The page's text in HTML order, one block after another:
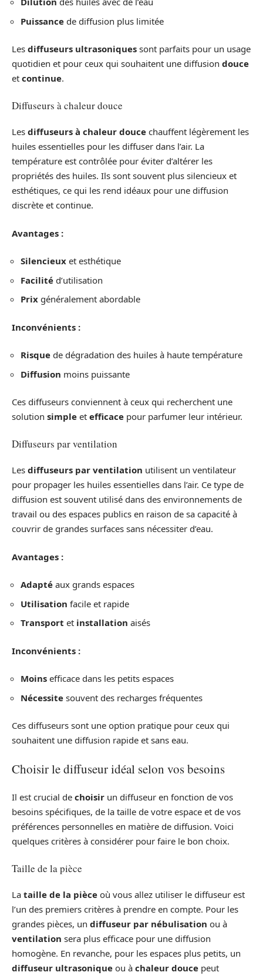
Puissance de diffusion plus limitée
Les diffuseurs ultrasoniques sont parfaits pour un usage
quotidien et pour ceux qui souhaitent une diffusion douce
et continue.
Diffuseurs à chaleur douce
Les diffuseurs à chaleur douce chauffent légèrement les
huiles essentielles pour les diffuser dans l’air. La
température est contrôlée pour éviter d’altérer les
propriétés des huiles. Ils sont souvent plus silencieux et
esthétiques, ce qui les rend idéaux pour une diffusion
discrète et continue.
Avantages :
Silencieux et esthétique
Facilité d’utilisation
Prix généralement abordable
Inconvénients :
Risque de dégradation des huiles à haute température
Diffusion moins puissante
Ces diffuseurs conviennent à ceux qui recherchent une
solution simple et efficace pour parfumer leur intérieur.
Diffuseurs par ventilation
Les diffuseurs par ventilation utilisent un ventilateur
pour propager les huiles essentielles dans l’air. Ce type de
diffusion est souvent utilisé dans des environnements de
travail ou des espaces publics en raison de sa capacité à
couvrir de grandes surfaces sans nécessiter d’eau.
Avantages :
Adapté aux grands espaces
Utilisation facile et rapide
Transport et installation aisés
Inconvénients :
Moins efficace dans les petits espaces
Nécessite souvent des recharges fréquentes
Ces diffuseurs sont une option pratique pour ceux qui
souhaitent une diffusion rapide et sans eau.
Choisir le diffuseur idéal selon vos besoins
Il est crucial de choisir un diffuseur en fonction de vos
besoins spécifiques, de la taille de votre espace et de vos
préférences personnelles en matière de diffusion. Voici
quelques critères à considérer pour faire le bon choix.
Taille de la pièce
La taille de la pièce où vous allez utiliser le diffuseur est
l’un des premiers critères à prendre en compte. Pour les
grandes pièces, un diffuseur par nébulisation ou à
ventilation sera plus efficace pour une diffusion
homogène. En revanche, pour les espaces plus petits, un
diffuseur ultrasonique ou à chaleur douce peut